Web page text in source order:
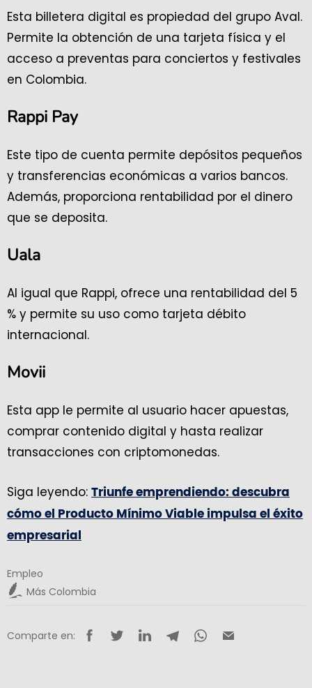
Esta billetera digital es propiedad del grupo Aval.
Permite la obtención de una tarjeta física y el
acceso a preventas para conciertos y festivales
en Colombia.
Rappi Pay
Este tipo de cuenta permite depósitos pequeños
y transferencias económicas a varios bancos.
Además, proporciona rentabilidad por el dinero
que se deposita.
Uala
Al igual que Rappi, ofrece una rentabilidad del 5
% y permite su uso como tarjeta débito
internacional.
Movii
Esta app le permite al usuario hacer apuestas,
comprar contenido digital y hasta realizar
transacciones con criptomonedas.
Siga leyendo: Triunfe emprendiendo: descubra
cómo el Producto Mínimo Viable impulsa el éxito
empresarial
Empleo
Más Colombia
Comparte en: